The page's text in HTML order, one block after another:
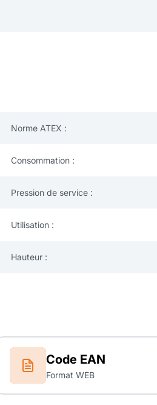
Norme ATEX :
Consommation :
Pression de service :
Utilisation :
Hauteur :
Code EAN
Format WEB